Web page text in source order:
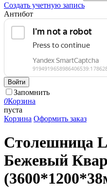
Создать учетную запись
Антибот
Войти
Запомнить
0Корзина
пуста
Корзина Оформить заказ
Столешница
Бежевый